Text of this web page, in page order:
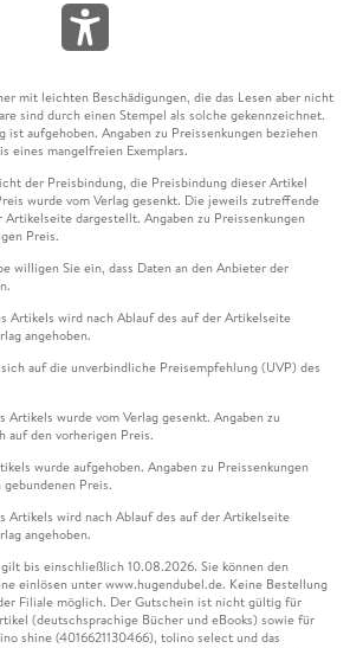
mit leichten Beschädigungen, die das Lesen aber nicht
sind durch einen Stempel als solche gekennzeichnet.
aufgehoben. Angaben zu Preissenkungen beziehen
eines mangelfreien Exemplars.
der Preisbindung, die Preisbindung dieser Artikel
wurde vom Verlag gesenkt. Die jeweils zutreffende
dargestellt. Angaben zu Preissenkungen
Preis.
willigen Sie ein, dass Daten an den Anbieter der
Artikels wird nach Ablauf des auf der Artikelseite
angehoben.
auf die unverbindliche Preisempfehlung (UVP) des
Artikels wurde vom Verlag gesenkt. Angaben zu
auf den vorherigen Preis.
wurde aufgehoben. Angaben zu Preissenkungen
Preis.
Artikels wird nach Ablauf des auf der Artikelseite
angehoben.
bis einschließlich 10.08.2026. Sie können den
einlösen unter www.hugendubel.de. Keine Bestellung
Filiale möglich. Der Gutschein ist nicht gültig für
(deutschsprachige Bücher und eBooks) sowie für
shine (4016621130466), tolino select und das